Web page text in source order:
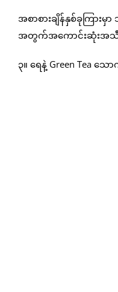
အစာစားချိန်နှစ်ခုကြာ
အတွက်အကောင်းဆုံးအသီး
၃။ ရေနဲ့ Green Tea သော